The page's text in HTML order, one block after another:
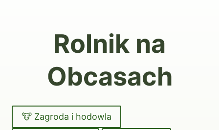
Rolnik na
Obcasach
🐮 Zagroda i hodowla